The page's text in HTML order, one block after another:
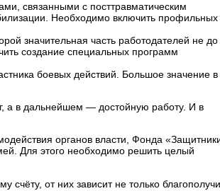
связанными с посттравматическим
Необходимо включить профильных
значительная часть работодателей не до
создание специальных программ
боевых действий. Большое значение в
а в дальнейшем — достойную работу. И в
органов власти, Фонда
Для этого необходимо решить целый
от них зависит не только